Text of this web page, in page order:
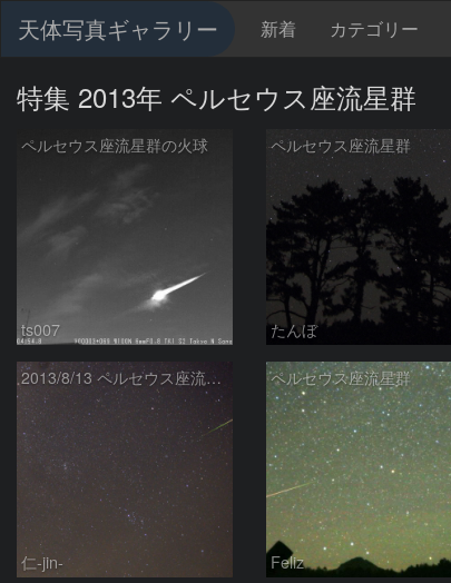
天体写真ギャラリー 新着 カテゴリー
特集 2013年 ペルセウス座流星群
ペルセウス座流星群の火球
ts007
ペルセウス座流星群
たんぼ
2013/8/13 ペルセウス座流星群
仁-jin-
ペルセウス座流星群
Feliz